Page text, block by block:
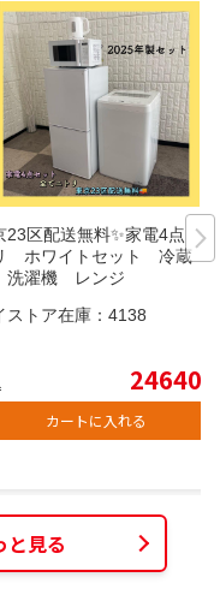
23区配送無料✨家電4点 ニ
ホワイトセット 冷蔵
濯機 レンジ
ストア在庫： 4138
24640
カートに入れる
と見る